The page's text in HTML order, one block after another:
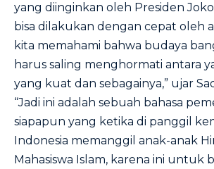
yang diinginkan oleh Presiden
bisa dilakukan dengan cepat oleh
kita memahami bahwa budaya
harus saling menghormati antara
yang kuat dan sebagainya,” ujar
“Jadi ini adalah sebuah bahasa
siapapun yang ketika di panggil
Indonesia memanggil anak-anak
Mahasiswa Islam, karena ini untuk